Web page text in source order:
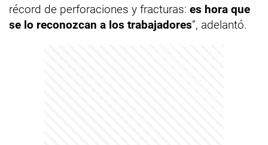
récord de perforaciones y fracturas: es hora que
se lo reconozcan a los trabajadores”, adelantó.